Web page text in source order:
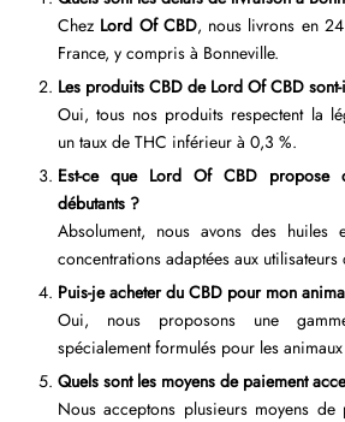
Chez Lord Of CBD, nous livrons en
France, y compris à Bonneville.
Les produits CBD de Lord Of CBD
Oui, tous nos produits respectent la
un taux de THC inférieur à 0,3 %.
Est-ce que Lord Of CBD propose
débutants ?
Absolument, nous avons des huiles
concentrations adaptées aux utilisateurs
Puis-je acheter du CBD pour mon
Oui, nous proposons une
spécialement formulés pour les
Quels sont les moyens de paiement
Nous acceptons plusieurs moyens